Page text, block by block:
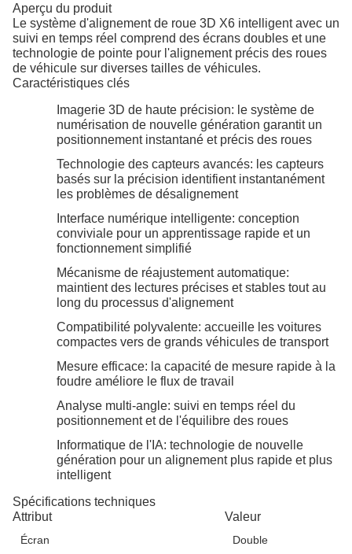
Aperçu du produit
Le système d'alignement de roue 3D X6 intelligent avec un
suivi en temps réel comprend des écrans doubles et une
technologie de pointe pour l'alignement précis des roues
de véhicule sur diverses tailles de véhicules.
Caractéristiques clés
Imagerie 3D de haute précision: le système de
numérisation de nouvelle génération garantit un
positionnement instantané et précis des roues
Technologie des capteurs avancés: les capteurs
basés sur la précision identifient instantanément
les problèmes de désalignement
Interface numérique intelligente: conception
conviviale pour un apprentissage rapide et un
fonctionnement simplifié
Mécanisme de réajustement automatique:
maintient des lectures précises et stables tout au
long du processus d'alignement
Compatibilité polyvalente: accueille les voitures
compactes vers de grands véhicules de transport
Mesure efficace: la capacité de mesure rapide à la
foudre améliore le flux de travail
Analyse multi-angle: suivi en temps réel du
positionnement et de l'équilibre des roues
Informatique de l'IA: technologie de nouvelle
génération pour un alignement plus rapide et plus
intelligent
Spécifications techniques
Attribut
Valeur
Écran Double